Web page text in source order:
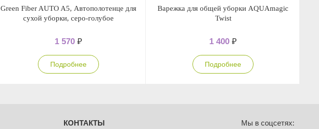
Green Fiber AUTO A5, Автополотенце для
сухой уборки, серо-голубое
1 570 ₽
Подробнее
Варежка для общей уборки AQUAmagic
Twist
1 400 ₽
Подробнее
КОНТАКТЫ Мы в соцсетях: